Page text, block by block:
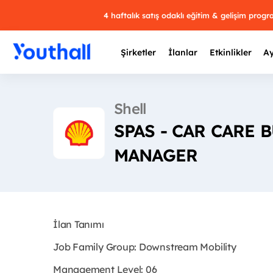
4 haftalık satış odaklı eğitim & gelişim
Şirketler İlanlar Etkinlikler
Shell
SPAS - CAR CARE
MANAGER
İlan Tanımı
Job Family Group: Downstream Mobility
Management Level: 06